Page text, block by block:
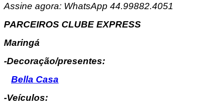
Assine agora: WhatsApp 44.99882.4051
PARCEIROS CLUBE EXPRESS
Maringá
-Decoração/presentes:
Bella Casa
-Veículos: